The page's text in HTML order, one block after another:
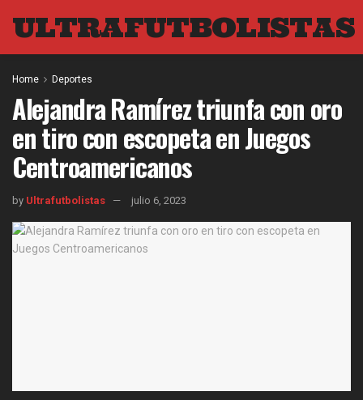
ULTRAFUTBOLISTAS
Home Deportes
Alejandra Ramírez triunfa con oro
en tiro con escopeta en Juegos
Centroamericanos
by Ultrafutbolistas julio 6, 2023